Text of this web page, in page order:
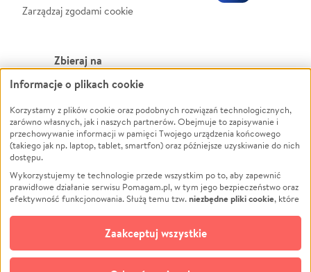
Zarządzaj zgodami cookie
Zbieraj na
Leczenie
Zwierzęta
Pożar
Ukraina
Pomoc Finansowa
Projekty
Pogrzeb
Społeczność lokalna
Kultura
Powódź
Wichura
NGO
Edukacja
Podróż
Impreza
Ochrona środowiska
Biznes
Informacje o plikach cookie
Korzystamy z plików cookie oraz podobnych rozwiązań technologicznych,
zarówno własnych, jak i naszych partnerów. Obejmuje to zapisywanie i
przechowywanie informacji w pamięci Twojego urządzenia końcowego
(takiego jak np. laptop, tablet, smartfon) oraz późniejsze uzyskiwanie do nich
dostępu.
Wykorzystujemy te technologie przede wszystkim po to, aby zapewnić
prawidłowe działanie serwisu Pomagam.pl, w tym jego bezpieczeństwo oraz
efektywność funkcjonowania. Służą temu tzw.niezbędne pliki cookie, które
opcjonalnych plików cookie
technologii do celów analitycznych i retargetingowych. Możesz wyrazić
zgodę na ich stosowanie lub jej odmówić. W dowolnym momencie masz
możliwość zmiany swoich preferencji na stronie „Zarządzaj zgodami cookie”,
Zaakceptuj wszystkie